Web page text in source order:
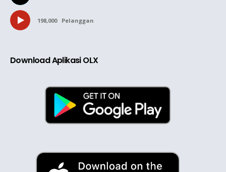
198,000 Pelanggan
Download Aplikasi OLX